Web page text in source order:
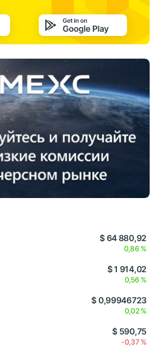
$ 64 880,92
0,86 %
$ 1 914,02
0,56 %
$ 0,99946723
0,02 %
$ 590,75
-0,37 %